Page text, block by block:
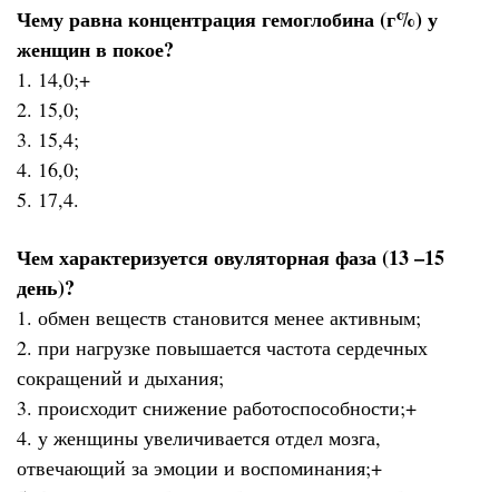
Чему равна концентрация гемоглобина (г%) у
женщин в покое?
1. 14,0;+
2. 15,0;
3. 15,4;
4. 16,0;
5. 17,4.
Чем характеризуется овуляторная фаза (13 –15
день)?
1. обмен веществ становится менее активным;
2. при нагрузке повышается частота сердечных
сокращений и дыхания;
3. происходит снижение работоспособности;+
4. у женщины увеличивается отдел мозга,
отвечающий за эмоции и воспоминания;+